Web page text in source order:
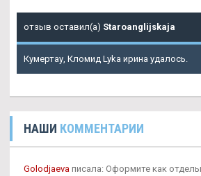
отзыв оставил(а) Staroanglijskaja
Кумертау, Кломид Lyka ирина удалось.
НАШИ КОММЕНТАРИИ
Golodjaeva писала: Оформите как